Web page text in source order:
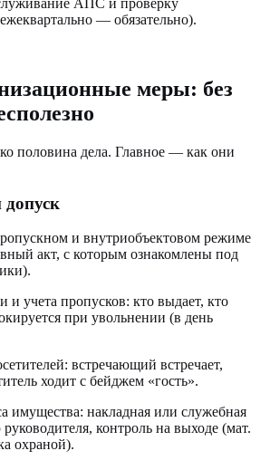
АПС и проверку
— обязательно).
меры: без
половина дела. Главное — как они
и внутриобъектовом режиме
акт, с которым ознакомлены под
и учета пропусков: кто выдает, кто
при увольнении (в день
встречающий встречает,
ходит с бейджем «гость».
имущества: накладная или служебная
контроль на выходе (мат.
охраной).